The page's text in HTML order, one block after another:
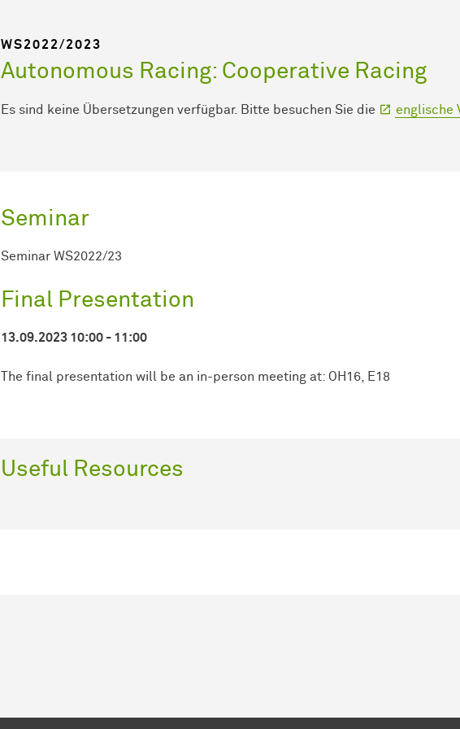
WS2022/2023
Autonomous Racing: Cooperative Racing
Es sind keine Übersetzungen verfügbar. Bitte besuchen Sie die englische
Seminar
Seminar WS2022/23
Final Presentation
13.09.2023 10:00 - 11:00
The final presentation will be an in-person meeting at: OH16, E18
Useful Resources